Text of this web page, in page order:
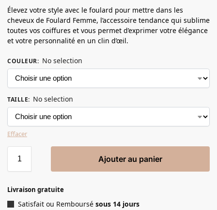
Élevez votre style avec le foulard pour mettre dans les
cheveux de Foulard Femme, l’accessoire tendance qui sublime
toutes vos coiffures et vous permet d’exprimer votre élégance
et votre personnalité en un clin d’œil.
COULEUR: No selection
TAILLE: No selection
Effacer
Ajouter au panier
Livraison gratuite
Satisfait ou Remboursé sous 14 jours